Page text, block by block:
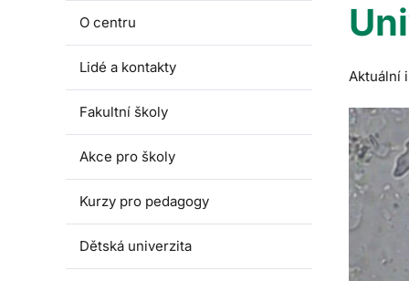
O centru
Lidé a kontakty
Fakultní školy
Akce pro školy
Kurzy pro pedagogy
Dětská univerzita
Aktuální